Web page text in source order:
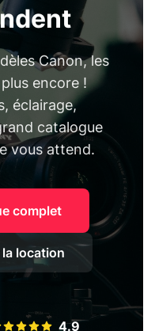
Canon, les
encore !
éclairage,
catalogue
vous attend.
complet
location
4.9